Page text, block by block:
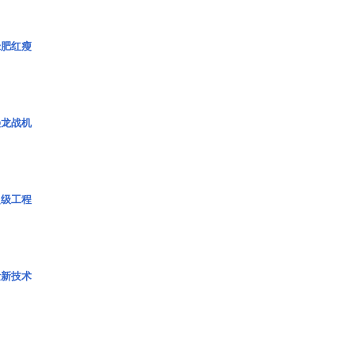
红瘦
战机
工程
技术